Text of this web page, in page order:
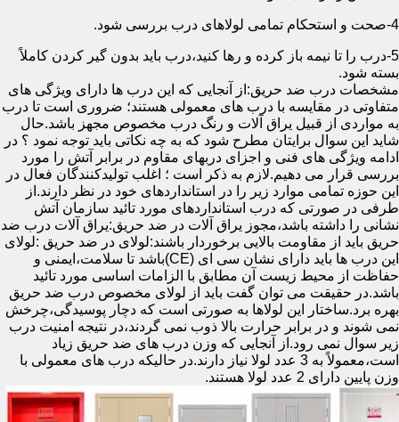
4-صحت و استحکام تمامی لولاهای درب بررسی شود.
5-درب را تا نیمه باز کرده و رها کنید،درب باید بدون گیر کردن کاملاً
بسته شود.
مشخصات درب ضد حریق:از آنجایی که این درب ها دارای ویژگی های
متفاوتی در مقایسه با درب های معمولی هستند؛ ضروری است تا درب
به مواردی از قبیل یراق آلات و رنگ درب مخصوص مجهز باشد.حال
شاید این سوال برایتان مطرح شود که به چه نکاتی باید توجه نمود ؟ در
ادامه ویژگی های فنی و اجزای دربهای مقاوم در برابر آتش را مورد
بررسی قرار می دهیم.لازم به ذکر است ؛ اغلب تولیدکنندگان فعال در
این حوزه تمامی موارد زیر را در استانداردهای خود در نظر دارند.از
طرفی در صورتی که درب استانداردهای مورد تائید سازمان آتش
نشانی را داشته باشد،مجوز یراق آلات در ضد حریق:یراق آلات درب ضد
حریق باید از مقاومت بالایی برخوردار باشند:لولای در ضد حریق :لولای
این درب ها باید دارای نشان سی ای (CE)باشد تا سلامت،ایمنی و
حفاظت از محیط زیست آن مطابق با الزامات اساسی مورد تائید
باشد.در حقیقت می توان گفت باید از لولای مخصوص درب ضد حریق
بهره برد.ساختار این لولاها به صورتی است که دچار پوسیدگی،چرخش
نمی شوند و در برابر حرارت بالا ذوب نمی گردند،در نتیجه امنیت درب
زیر سوال نمی رود.از آنجایی که وزن درب های ضد حریق زیاد
است،معمولاً به 3 عدد لولا نیاز دارند.در حالیکه درب های معمولی با
وزن پایین دارای 2 عدد لولا هستند.